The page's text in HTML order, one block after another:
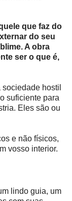
que faz do
do seu
A obra
ser o que é,
hostil
suficiente para
Eles são ou
e não físicos,
vosso interior.
lindo guia, um